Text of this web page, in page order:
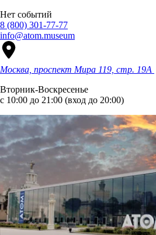
Нет событий
8 (800) 301-77-77
info@atom.museum
Москва, проспект Мира 119, стр. 19А
Вторник-Воскресенье
с 10:00 до 21:00 (вход до 20:00)